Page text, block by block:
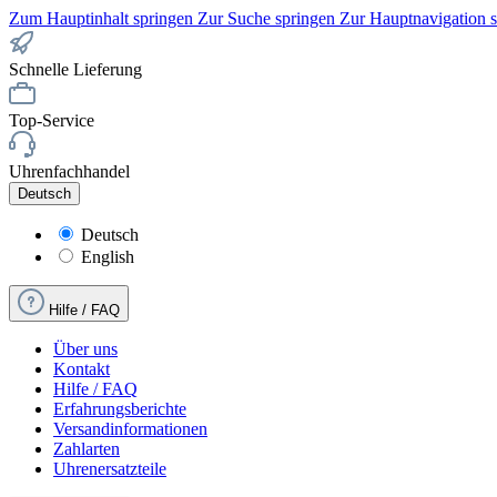
Zum Hauptinhalt springen Zur Suche springen Zur Hauptnavigation
Schnelle Lieferung
Top-Service
Uhrenfachhandel
Deutsch
Deutsch
English
Hilfe / FAQ
Über uns
Kontakt
Hilfe / FAQ
Erfahrungsberichte
Versandinformationen
Zahlarten
Uhrenersatzteile